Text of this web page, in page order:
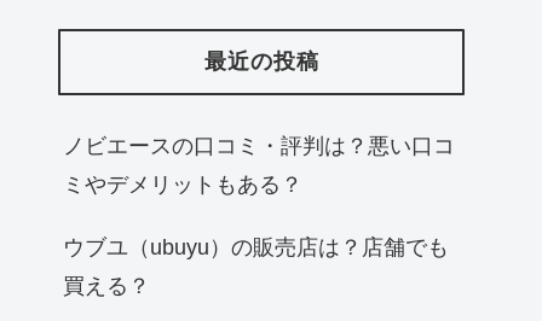
最近の投稿
ノビエースの口コミ・評判は？悪い口コ
ミやデメリットもある？
ウブユ（ubuyu）の販売店は？店舗でも
買える？